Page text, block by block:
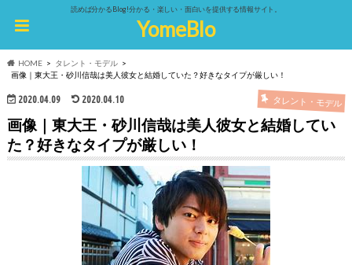
読めば分かるBlog!分かる・楽しい・面白いを提供する情報サイト。
YomeBlo
HOME
タレント・モデル
画像｜東大王・砂川信哉は美人彼女と結婚していた？好きなタイプが厳しい！
2020.04.09 2020.04.10 タレント・モデル
画像｜東大王・砂川信哉は美人彼女と結婚してい
た？好きなタイプが厳しい！